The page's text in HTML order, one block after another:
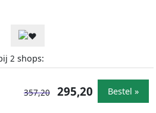
2 shops:
357,20 295,20 Bestel »